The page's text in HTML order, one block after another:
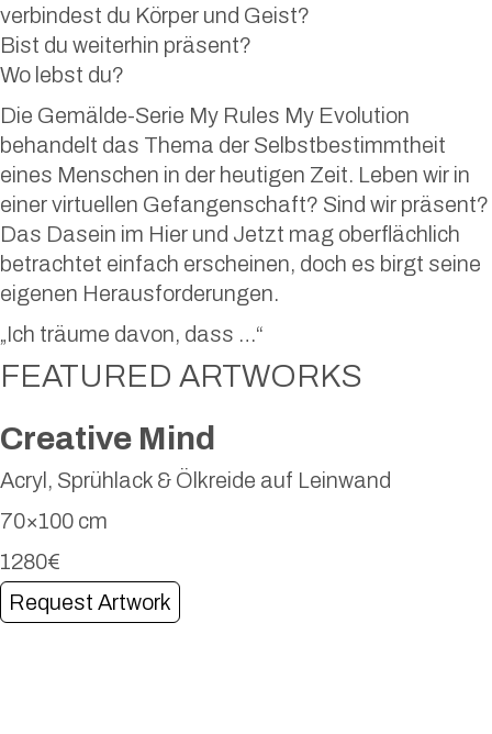
verbindest du Körper und Geist?
Bist du weiterhin präsent?
Wo lebst du?
Die Gemälde-Serie My Rules My Evolution
behandelt das Thema der Selbstbestimmtheit
eines Menschen in der heutigen Zeit. Leben wir in
einer virtuellen Gefangenschaft? Sind wir präsent?
Das Dasein im Hier und Jetzt mag oberflächlich
betrachtet einfach erscheinen, doch es birgt seine
eigenen Herausforderungen.
„Ich träume davon, dass …“
FEATURED ARTWORKS
Creative Mind
Acryl, Sprühlack & Ölkreide auf Leinwand
70×100 cm
1280€
Request Artwork